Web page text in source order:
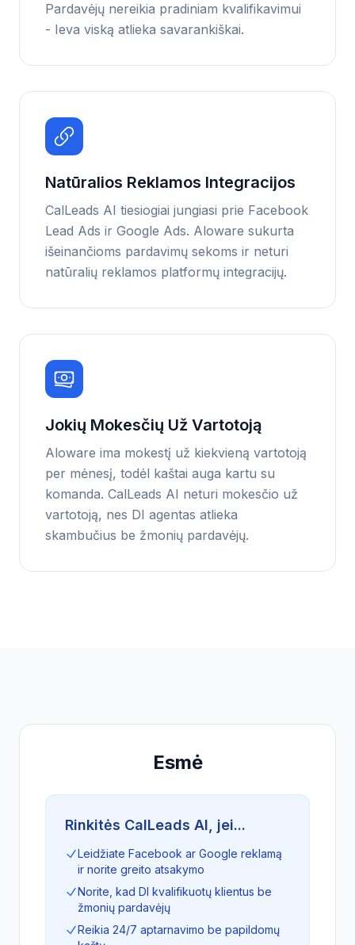
Pardavėjų nereikia pradiniam kvalifikavimui
- Ieva viską atlieka savarankiškai.
Natūralios Reklamos Integracijos
CalLeads AI tiesiogiai jungiasi prie Facebook
Lead Ads ir Google Ads. Aloware sukurta
išeinančioms pardavimų sekoms ir neturi
natūralių reklamos platformų integracijų.
Jokių Mokesčių Už Vartotoją
Aloware ima mokestį už kiekvieną vartotoją
per mėnesį, todėl kaštai auga kartu su
komanda. CalLeads AI neturi mokesčio už
vartotoją, nes DI agentas atlieka
skambučius be žmonių pardavėjų.
Esmė
Rinkitės CalLeads AI, jei...
Leidžiate Facebook ar Google reklamą
ir norite greito atsakymo
Norite, kad DI kvalifikuotų klientus be
žmonių pardavėjų
Reikia 24/7 aptarnavimo be papildomų